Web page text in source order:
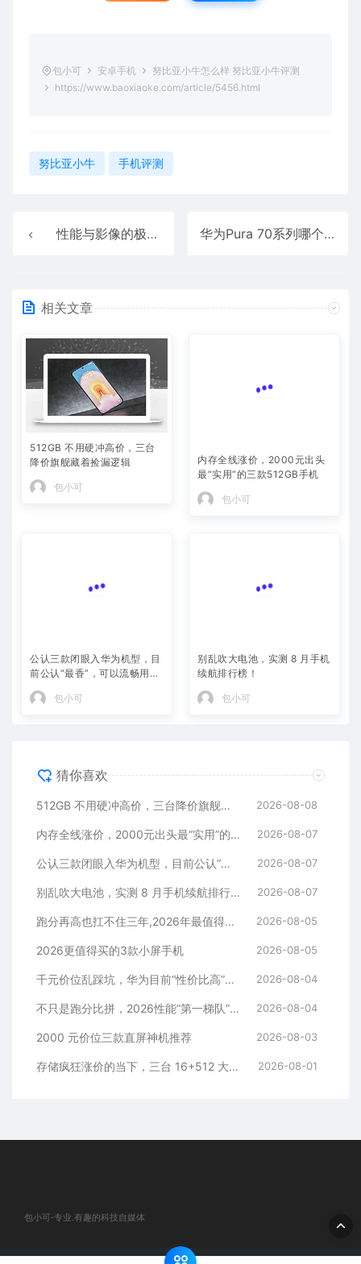
包小可 安卓手机
努比亚小牛怎么样 努比亚小牛评测
https://www.baoxiaoke.com/article/5456.html
努比亚小牛 手机评测
性能与影像的极致融合! 荣耀Magic7 Pro手机全面测评 华为Pura 70系列哪个好 四款华为Pura70机型对比评测
相关文章
512GB 不用硬冲高价，三台
降价旗舰藏着捡漏逻辑
包小可
内存全线涨价，2000元出头
最“实用”的三款512GB手机
包小可
公认三款闭眼入华为机型，目
前公认“最香”，可以流畅用四
年
包小可
别乱吹大电池，实测 8 月手机
续航排行榜！
包小可
猜你喜欢
512GB 不用硬冲高价，三台降价旗舰藏着捡漏逻辑 2026-08-08
内存全线涨价，2000元出头最“实用”的三款512GB手机 2026-08-07
公认三款闭眼入华为机型，目前公认“最香”，可以流畅用四年 2026-08-07
别乱吹大电池，实测 8 月手机续航排行榜！ 2026-08-07
跑分再高也扛不住三年,2026年最值得长期用的5款手机 2026-08-05
2026更值得买的3款小屏手机 2026-08-05
千元价位乱踩坑，华为目前“性价比高”的3款手机 2026-08-04
不只是跑分比拼，2026性能“第一梯队”的旗舰手机 2026-08-04
2000 元价位三款直屏神机推荐 2026-08-03
存储疯狂涨价的当下，三台 16+512 大存储旗舰，一步告别清内存内耗 2026-08-01
包小可-专业.有趣的科技自媒体